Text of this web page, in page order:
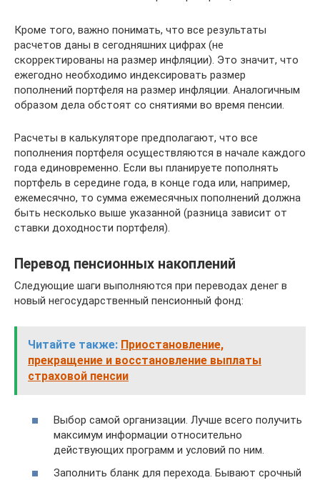
Кроме того, важно понимать, что все результаты
расчетов даны в сегодняшних цифрах (не
скорректированы на размер инфляции). Это значит, что
ежегодно необходимо индексировать размер
пополнений портфеля на размер инфляции. Аналогичным
образом дела обстоят со снятиями во время пенсии.
Расчеты в калькуляторе предполагают, что все
пополнения портфеля осуществляются в начале каждого
года единовременно. Если вы планируете пополнять
портфель в середине года, в конце года или, например,
ежемесячно, то сумма ежемесячных пополнений должна
быть несколько выше указанной (разница зависит от
ставки доходности портфеля).
Перевод пенсионных накоплений
Следующие шаги выполняются при переводах денег в
новый негосударственный пенсионный фонд:
Читайте также: Приостановление,
прекращение и восстановление выплаты
страховой пенсии
Выбор самой организации. Лучше всего получить
максимум информации относительно
действующих программ и условий по ним.
Заполнить бланк для перехода. Бывают срочный